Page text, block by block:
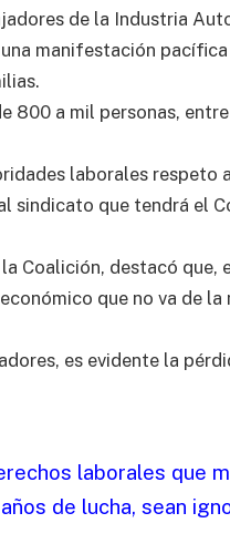
de la Industria
manifestación
800 a mil personas,
laborales respeto
sindicato que tendrá el
Coalición, destacó que,
que no va de la
es evidente la
laborales que
de lucha, sean